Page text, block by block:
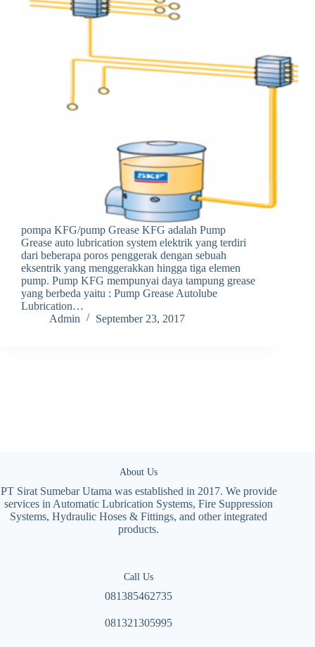
pompa KFG/pump Grease KFG adalah Pump
Grease auto lubrication system elektrik yang terdiri
dari beberapa poros penggerak dengan sebuah
eksentrik yang menggerakkan hingga tiga elemen
pump. Pump KFG mempunyai daya tampung grease
yang berbeda yaitu : Pump Grease Autolube
Lubrication…
Admin
September 23, 2017
About Us
PT Sirat Sumebar Utama was established in 2017. We provide
services in Automatic Lubrication Systems, Fire Suppression
Systems, Hydraulic Hoses & Fittings, and other integrated
products.
Call Us
081385462735
081321305995